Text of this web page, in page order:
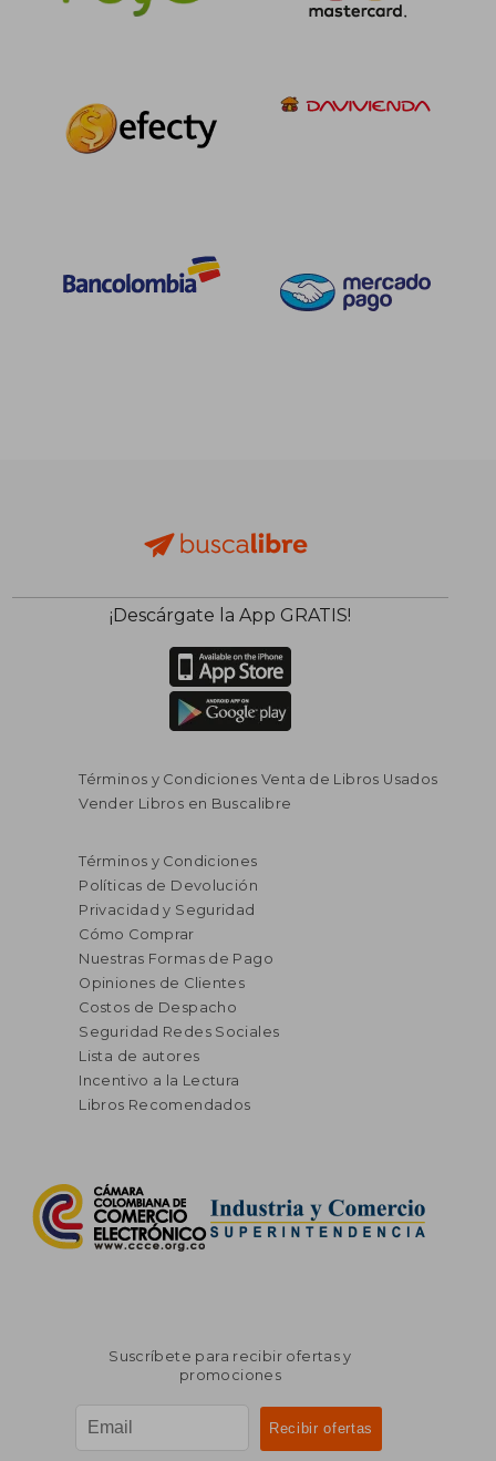
¡Descárgate la App GRATIS!
Términos y Condiciones Venta de Libros Usados
Vender Libros en Buscalibre
Términos y Condiciones
Políticas de Devolución
Privacidad y Seguridad
Cómo Comprar
Nuestras Formas de Pago
Opiniones de Clientes
Costos de Despacho
Seguridad Redes Sociales
Lista de autores
Incentivo a la Lectura
Libros Recomendados
Suscríbete para recibir ofertas y
promociones